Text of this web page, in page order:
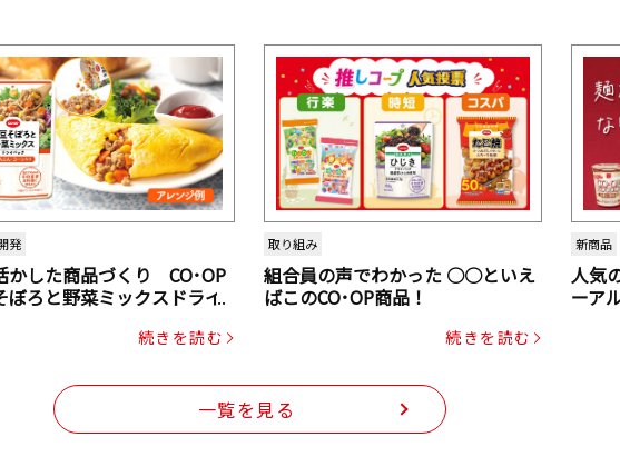
発
かした商品づくり CO･OP
ぼろと野菜ミックスドライ
続きを読む
取り組み
組合員の声でわかった ○○といえ
ばこのCO･OP商品！
続きを読む
新商品
人気
ーア
一覧を見る